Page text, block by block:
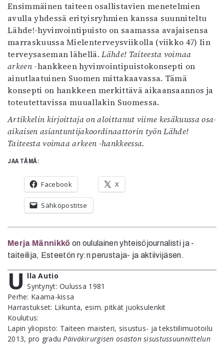
Ensimmäinen taiteen osallistavien menetelmien
avulla yhdessä erityisryhmien kanssa suunniteltu
Lähde!-hyvinvointipuisto on saamassa avajaisensa
marraskuussa Mielenterveysviikolla (viikko 47) Iin
terveysaseman lähellä.Lähde! Taiteesta voimaa
arkeen-hankkeen hyvinvointipuistokonsepti on
ainutlaatuinen Suomen mittakaavassa. Tämä
konsepti on hankkeen merkittävä aikaansaannos ja
toteutettavissa muuallakin Suomessa.
Artikkelin kirjoittaja on aloittanut viime kesäkuussa osa-
aikaisen asiantuntijakoordinaattorin työn Lähde!
Taiteesta voimaa arkeen -hankkeessa.
JAA TÄMÄ:
Facebook X
Sähköpostitse
Merja Männikkö on oululainen yhteisöjournalisti ja -
taiteilija, Esteetön ry:n perustaja- ja aktiivijäsen.
U lla Autio
Syntynyt: Oulussa 1981
Perhe: Kaarna-kissa
Harrastukset: Liikunta, esim. pitkät juoksulenkit
Koulutus:
Lapin yliopisto: Taiteen maisteri, sisustus- ja tekstiilimuotoilu
2013, pro graduPäiväkirurgisen osaston sisustussuunnittelun